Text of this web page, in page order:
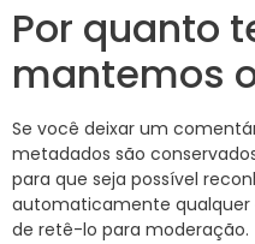
Por quanto
mantemos
Se você deixar um
metadados são
para que seja possível
automaticamente qualquer
de retê-lo para moderação.